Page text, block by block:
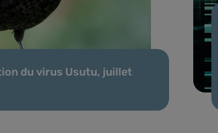
du virus Usutu, juillet